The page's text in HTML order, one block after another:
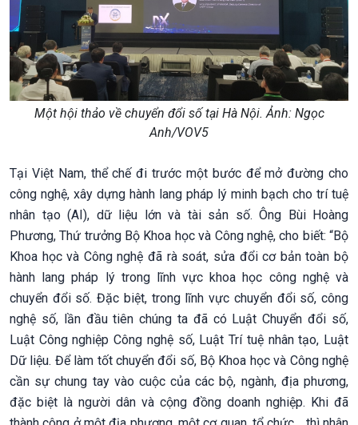
Một hội thảo về chuyển đổi số tại Hà Nội. Ảnh: Ngọc
Anh/VOV5
Tại Việt Nam, thể chế đi trước một bước để mở đường cho
công nghệ, xây dựng hành lang pháp lý minh bạch cho trí tuệ
nhân tạo (AI), dữ liệu lớn và tài sản số. Ông Bùi Hoàng
Phương, Thứ trưởng Bộ Khoa học và Công nghệ, cho biết: “Bộ
Khoa học và Công nghệ đã rà soát, sửa đổi cơ bản toàn bộ
hành lang pháp lý trong lĩnh vực khoa học công nghệ và
chuyển đổi số. Đặc biệt, trong lĩnh vực chuyển đổi số, công
nghệ số, lần đầu tiên chúng ta đã có Luật Chuyển đổi số,
Luật Công nghiệp Công nghệ số, Luật Trí tuệ nhân tạo, Luật
Dữ liệu. Để làm tốt chuyển đổi số, Bộ Khoa học và Công nghệ
cần sự chung tay vào cuộc của các bộ, ngành, địa phương,
đặc biệt là người dân và cộng đồng doanh nghiệp. Khi đã